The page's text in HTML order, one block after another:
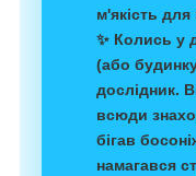
м'якість
✨ Колись у
(або
дослідник.
всюди
бігав
намагався